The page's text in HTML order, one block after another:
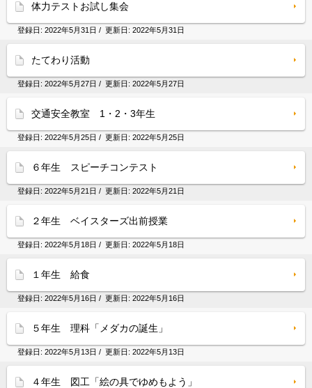
体力テストお試し集会
登録日: 2022年5月31日 / 更新日: 2022年5月31日
たてわり活動
登録日: 2022年5月27日 / 更新日: 2022年5月27日
交通安全教室 1・2・3年生
登録日: 2022年5月25日 / 更新日: 2022年5月25日
６年生 スピーチコンテスト
登録日: 2022年5月21日 / 更新日: 2022年5月21日
２年生 ベイスターズ出前授業
登録日: 2022年5月18日 / 更新日: 2022年5月18日
１年生 給食
登録日: 2022年5月16日 / 更新日: 2022年5月16日
５年生 理科「メダカの誕生」
登録日: 2022年5月13日 / 更新日: 2022年5月13日
４年生 図工「絵の具でゆめもよう」